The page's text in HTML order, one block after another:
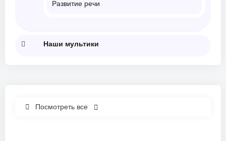
Развитие речи
Наши мультики
Посмотреть все